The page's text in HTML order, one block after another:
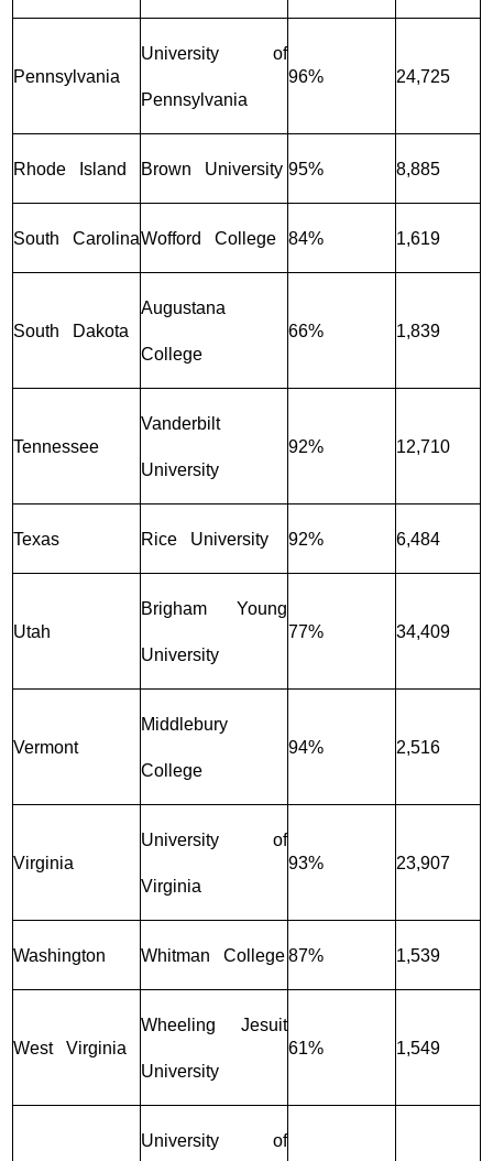
Pennsylvania
University of
Pennsylvania
96% 24,725
Rhode Island Brown University 95% 8,885
South CarolinaWofford College 84% 1,619
South Dakota
Augustana
College
66% 1,839
Tennessee
Vanderbilt
University
92% 12,710
Texas Rice University 92% 6,484
Utah
Brigham Young
University
77% 34,409
Vermont
Middlebury
College
94% 2,516
Virginia
University of
Virginia
93% 23,907
Washington Whitman College87% 1,539
West Virginia
Wheeling Jesuit
University
61% 1,549
University of